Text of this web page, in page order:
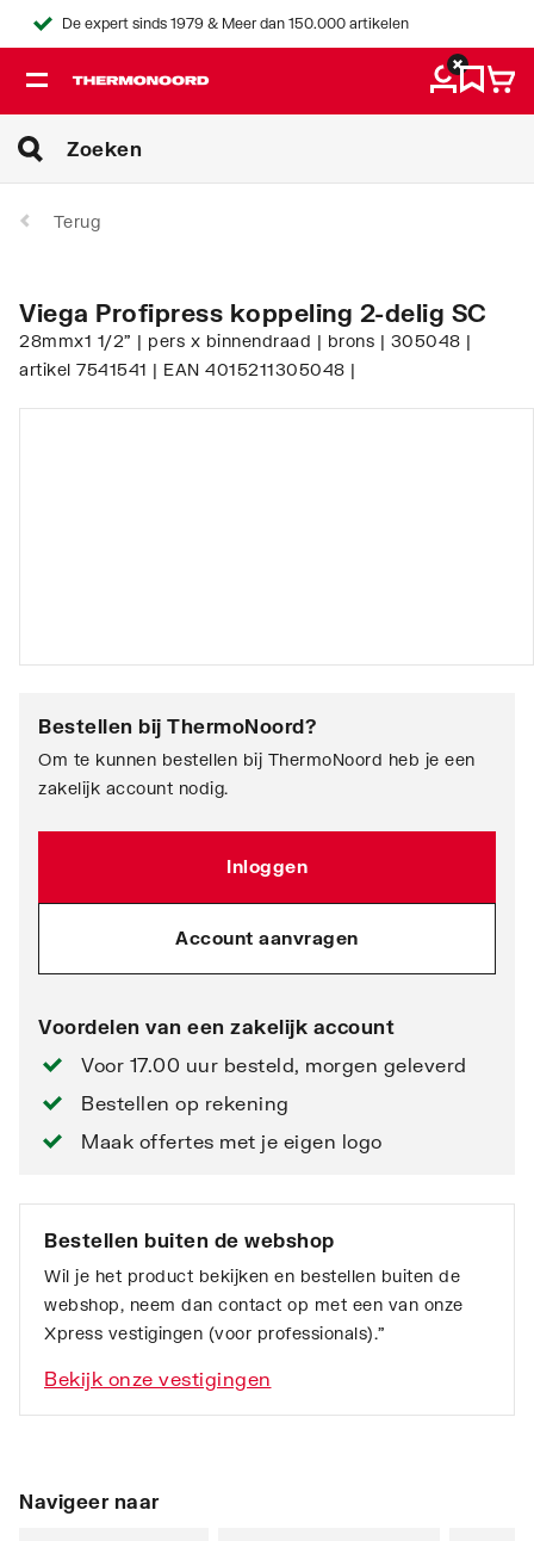
De expert sinds 1979 & Meer dan 150.000 artikelen
Terug
Viega Profipress koppeling 2-delig SC
28mmx1 1/2" | pers x binnendraad | brons | 305048 |
artikel 7541541 | EAN 4015211305048 |
Bestellen bij ThermoNoord?
Om te kunnen bestellen bij ThermoNoord heb je een
zakelijk account nodig.
Inloggen
Account aanvragen
Voordelen van een zakelijk account
Voor 17.00 uur besteld, morgen geleverd
Bestellen op rekening
Maak offertes met je eigen logo
Bestellen buiten de webshop
Wil je het product bekijken en bestellen buiten de
webshop, neem dan contact op met een van onze
Xpress vestigingen (voor professionals).”
Bekijk onze vestigingen
Navigeer naar